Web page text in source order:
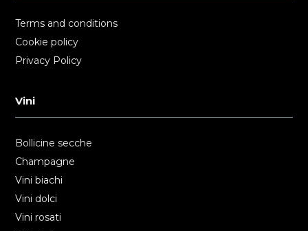
Terms and conditions
Cookie policy
Privacy Policy
Vini
Bollicine secche
Champagne
Vini biachi
Vini dolci
Vini rosati